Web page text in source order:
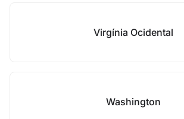
Virgínia Ocidental
Washington